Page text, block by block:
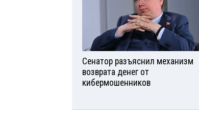
Сенатор разъяснил механизм
возврата денег от
кибермошенников